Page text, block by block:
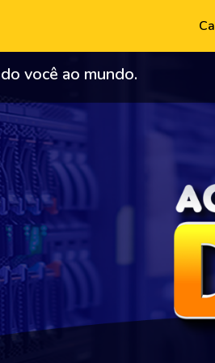
você ao mundo.